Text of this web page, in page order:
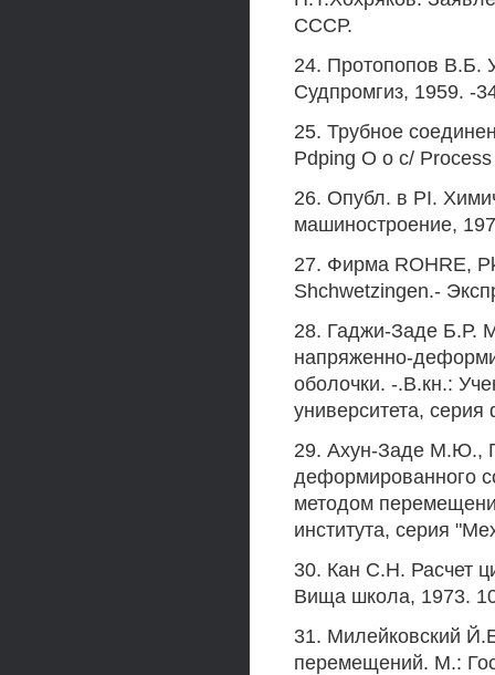
СССР.
24. Протопопов В.Б.
Судпромгиз, 1959. -
25. Трубное
Pdping О о с/
26. Опубл. в PI.
машиностроение,
27. Фирма ROHRE,
Shchwetzingen.-
28. Гаджи-Заде Б.Р.
напряженно-
оболочки. -.В.кн.:
университета,
29. Ахун-Заде М.Ю.,
деформированного
методом
института, серия
30. Кан С.Н. Расчет
Вища школа, 1973.
31. Милейковский
перемещений. М.: